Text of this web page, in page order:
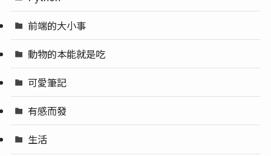
前端的大小事
動物的本能就是吃
可愛筆記
有感而發
生活